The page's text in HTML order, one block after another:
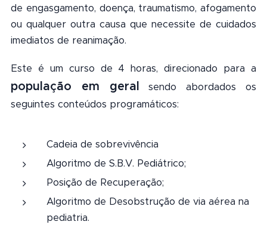
de engasgamento, doença, traumatismo, afogamento
ou qualquer outra causa que necessite de cuidados
imediatos de reanimação.
Este é um curso de 4 horas, direcionado para a
população em geral
sendo abordados os
seguintes conteúdos programáticos:
Cadeia de sobrevivência
Algoritmo de S.B.V. Pediátrico;
Posição de Recuperação;
Algoritmo de Desobstrução de via aérea na
pediatria.